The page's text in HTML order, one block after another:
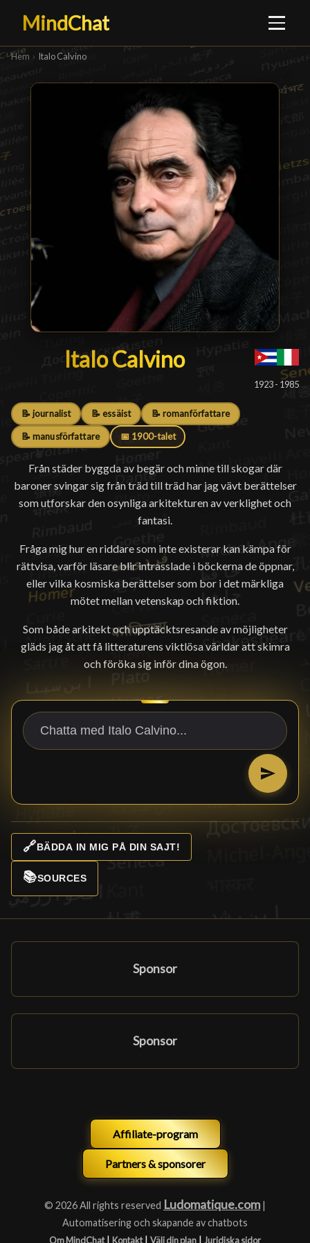
MindChat
Hem › Italo Calvino
Italo Calvino
Italo Calvino█
1923 - 1985
📝 journalist 📝 essäist 📝 romanförfattare
📝 manusförfattare 📅 1900-talet
Från städer byggda av begär och minne till skogar där
baroner svingar sig från träd till träd har jag vävt berättelser
som utforskar den osynliga arkitekturen av verklighet och
fantasi.
Fråga mig hur en riddare som inte existerar kan kämpa för
rättvisa, varför läsare blir intrasslade i böckerna de öppnar,
eller vilka kosmiska berättelser som bor i det märkliga
mötet mellan vetenskap och fiktion.
Som både arkitekt och upptäcktsresande av möjligheter
gläds jag åt att få litteraturens viktlösa världar att skimra
och föröka sig inför dina ögon.
🔗BÄDDA IN MIG PÅ DIN SAJT!
📚SOURCES
Sponsor
Sponsor
Affiliate-program
Partners & sponsorer
© 2026 All rights reserved Ludomatique.com |
Automatisering och skapande av chatbots
Om MindChat | Kontakt | Välj din plan | Juridiska sidor